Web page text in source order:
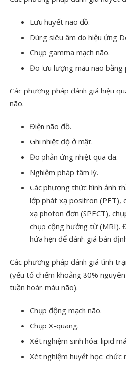
Lưu huyết não đồ.
Dùng siêu âm do hiệu ứng
Chụp gamma mạch não.
Đo lưu lượng máu não bằng
Các phương pháp đánh giá hiệu
não.
Điện não đồ.
Ghi nhiệt độ ở mặt.
Đo phản ứng nhiệt qua da.
Nghiệm pháp tâm lý.
Các phương thức hình ảnh
lớp phát xạ positron (PET),
xạ photon đơn (SPECT),
chụp cộng hưởng từ (MRI).
hứa hẹn để đánh giá bán
Các phương pháp đánh giá tình
(yếu tố chiếm khoảng 80%
tuần hoàn máu não).
Chụp động mạch não.
Chụp X-quang.
Xét nghiệm sinh hóa: lipid
Xét nghiệm huyết học: chức